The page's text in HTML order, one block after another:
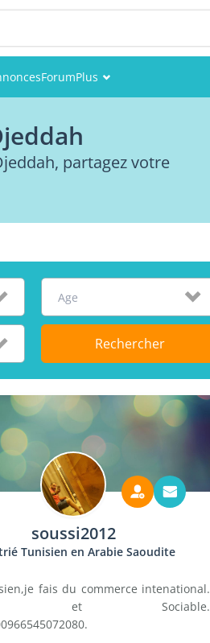
ForumPlus
partagez votre
Age
Rechercher
soussi2012
Tunisien en Arabie Saoudite
fais du commerce intenational.
et Sociable.